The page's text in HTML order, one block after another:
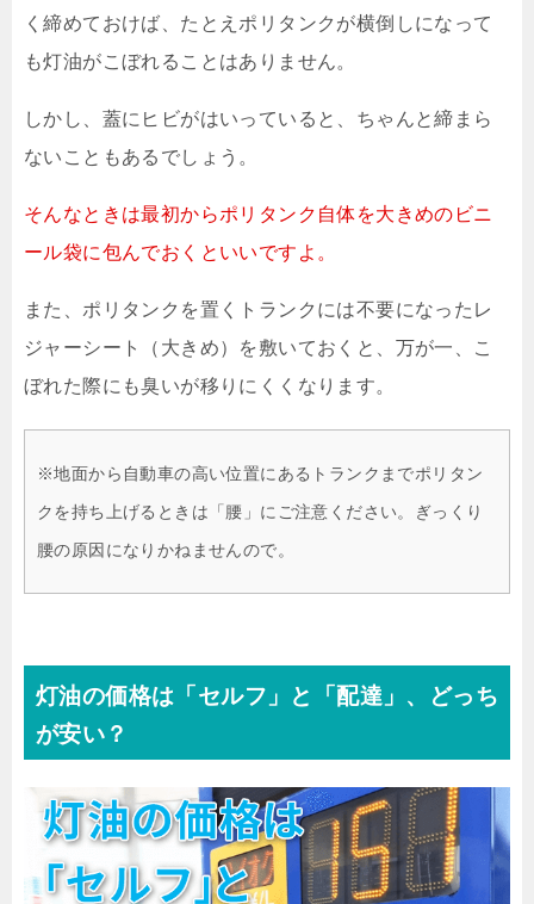
く締めておけば、たとえポリタンクが横倒しになって
も灯油がこぼれることはありません。
しかし、蓋にヒビがはいっていると、ちゃんと締まら
ないこともあるでしょう。
そんなときは最初からポリタンク自体を大きめのビニ
ール袋に包んでおくといいですよ。
また、ポリタンクを置くトランクには不要になったレ
ジャーシート（大きめ）を敷いておくと、万が一、こ
ぼれた際にも臭いが移りにくくなります。
※地面から自動車の高い位置にあるトランクまでポリタン
クを持ち上げるときは「腰」にご注意ください。ぎっくり
腰の原因になりかねませんので。
灯油の価格は「セルフ」と「配達」、どっち
が安い？